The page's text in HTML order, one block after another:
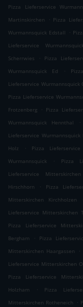
Pizza Lieferservice
Martinskirchen
. Pizza
Wurmannsquick Edstall
.
Lieferservice
Scherrwies
. Pizza
Wurmannsquick Ed
.
Lieferservice Wurmannsquick
Pizza Lieferservice
Frotzenberg
. Pizza
Wurmannsquick Hennthal
.
Lieferservice Wurmannsquick
Holz
. Pizza
Wurmannsquick
. Pizza
Lieferservice
Hirschhorn
. Pizza
Mitterskirchen Kirchholzen
Lieferservice Mitterskirchen
Pizza Lieferservice
Bergham
. Pizza
Mitterskirchen Haargassen
.
Lieferservice Mitterskirchen
Pizza Lieferservice
Holzham
. Pizza
Mitterskirchen Rotheneich
.